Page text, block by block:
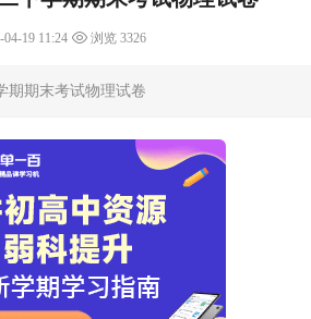
04-19 11:24 浏览 3326
期期末考试物理试卷